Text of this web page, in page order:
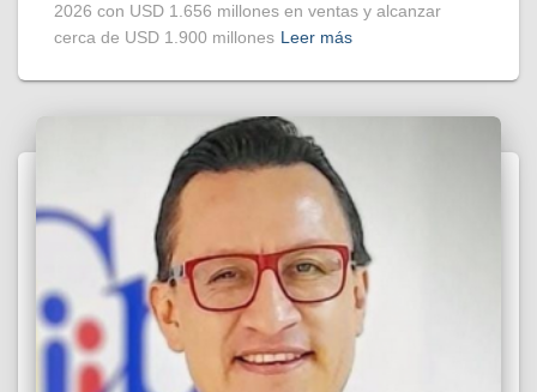
2026 con USD 1.656 millones en ventas y alcanzar
cerca de USD 1.900 millones Leer más